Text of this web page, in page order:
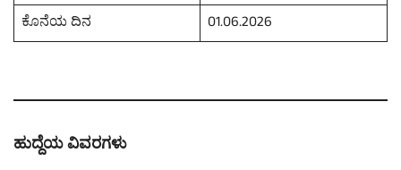
ಕೊನೆಯ ದಿನ
01.06.2026
ಹುದ್ದೆಯ ವಿವರಗಳು